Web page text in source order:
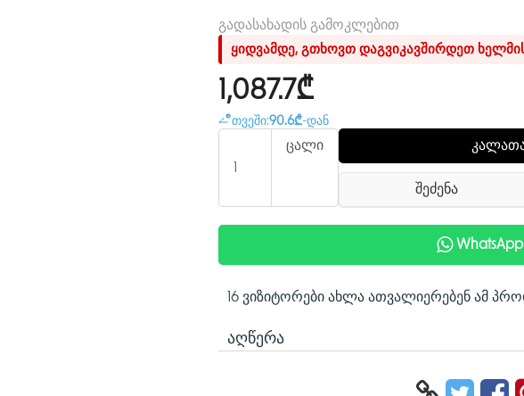
გადასახადის გამოკლებით
ყიდვამდე, გთხოვთ დაგვიკავშირდეთ
1,087.7₾
თვეში:90.6₾-დან
ცალი
შეძენა
WhatsApp
16 ვიზიტორები ახლა ათვალიერებენ ამ
ᲐᲦᲬᲔᲠᲐ
MAX GAMING WIFI7